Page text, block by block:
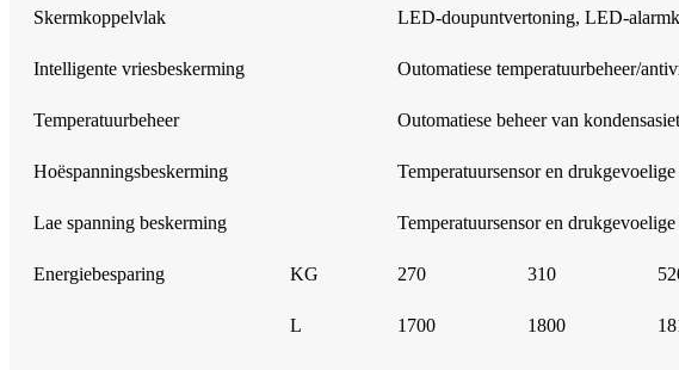
Skermkoppelvlak LED-doupuntvertoning, LED-
Intelligente vriesbeskerming Outomatiese temperatuurbeheer/
Temperatuurbeheer Outomatiese beheer van
Hoëspanningsbeskerming Temperatuursensor en
Lae spanning beskerming Temperatuursensor en
Energiebesparing KG 270 310
L 1700 1800